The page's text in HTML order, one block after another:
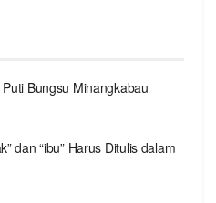
Bungsu Minangkabau
dan “ibu” Harus Ditulis dalam